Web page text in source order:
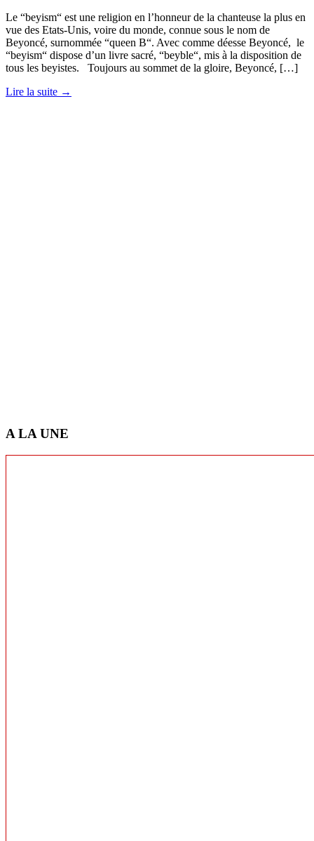
Le “beyism“ est une religion en l’honneur de la chanteuse la plus en
vue des Etats-Unis, voire du monde, connue sous le nom de
Beyoncé, surnommée “queen B“. Avec comme déesse Beyoncé, le
“beyism“ dispose d’un livre sacré, “beyble“, mis à la disposition de
tous les beyistes. Toujours au sommet de la gloire, Beyoncé, […]
Lire la suite →
A LA UNE